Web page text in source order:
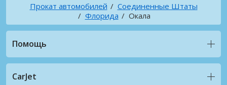
Прокат автомобилей
Соединенные Штаты
Флорида
Окала
Помощь
CarJet